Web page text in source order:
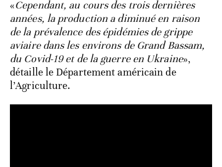
«Cependant, au cours des trois dernières
années, la production a diminué en raison
de la prévalence des épidémies de grippe
aviaire dans les environs de Grand Bassam,
du Covid-19 et de la guerre en Ukraine»,
détaille le Département américain de
l’Agriculture.